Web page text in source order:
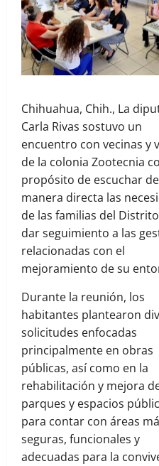
Chihuahua, Chih., La
Carla Rivas sostuvo un
encuentro con vecinas y
de la colonia Zootecnia
propósito de escuchar de
manera directa las
de las familias del
dar seguimiento a las
relacionadas con el
mejoramiento de su
Durante la reunión, los
habitantes plantearon
solicitudes enfocadas
principalmente en obras
públicas, así como en la
rehabilitación y mejora
parques y espacios
para contar con áreas
seguras, funcionales y
adecuadas para la